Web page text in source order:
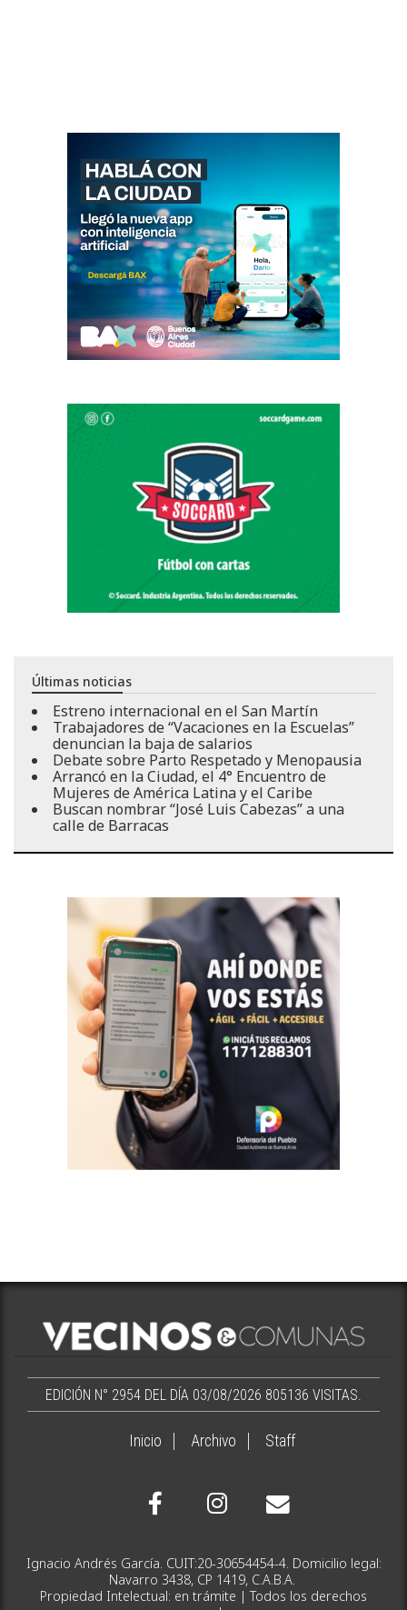
Últimas noticias
Estreno internacional en el San Martín
Trabajadores de “Vacaciones en la Escuelas”
denuncian la baja de salarios
Debate sobre Parto Respetado y Menopausia
Arrancó en la Ciudad, el 4° Encuentro de
Mujeres de América Latina y el Caribe
Buscan nombrar “José Luis Cabezas” a una
calle de Barracas
EDICIÓN N° 2954 DEL DÍA 03/08/2026 805136 VISITAS.
Inicio Archivo Staff
Ignacio Andrés García. CUIT:20-30654454-4. Domicilio legal:
Navarro 3438, CP 1419, C.A.B.A.
Propiedad Intelectual: en trámite | Todos los derechos